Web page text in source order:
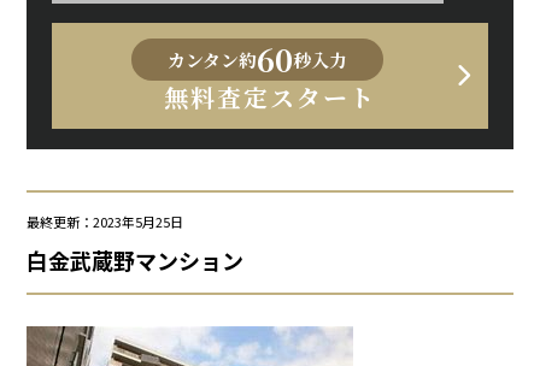
カンタン約60秒入力
無料査定スタート
最終更新：2023年5月25日
白金武蔵野マンション